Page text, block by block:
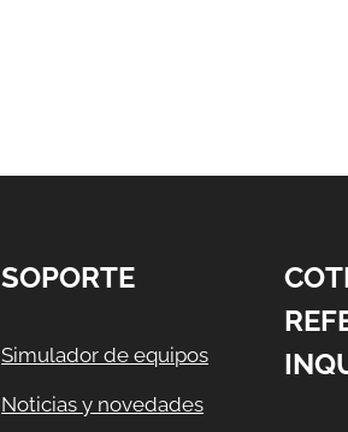
SOPORTE
Simulador de equipos
Noticias y novedades